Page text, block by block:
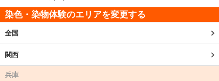
染色・染物体験のエリアを変更する
全国
関西
兵庫